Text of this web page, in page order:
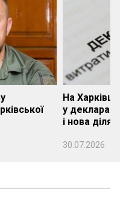
На
у декларації
і нова
30.07.2026